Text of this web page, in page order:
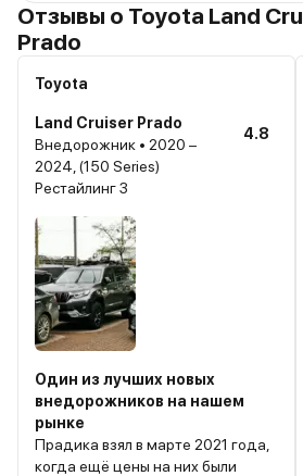
Отзывы о Toyota Land
Prado
Toyota
Land Cruiser Prado
Внедорожник • 2020 –
2024, (150 Series)
Рестайлинг 3
4.8
Один из лучших новых
внедорожников на нашем
рынке
Прадика взял в марте 2021 года,
когда ещё цены на них были